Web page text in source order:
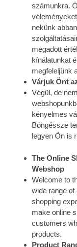
számunkra.
nekünk
megadott
kínálatunkat
megfeleljünk
Várjuk Önt
Végül, de
kényelmes
Böngéssze
legyen Ön is
The Online
Webshop
Welcome to
wide range of
shopping
make online
customers
products.
Product